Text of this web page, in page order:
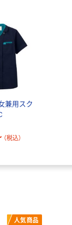
兼用スク
（税込）
人気商品